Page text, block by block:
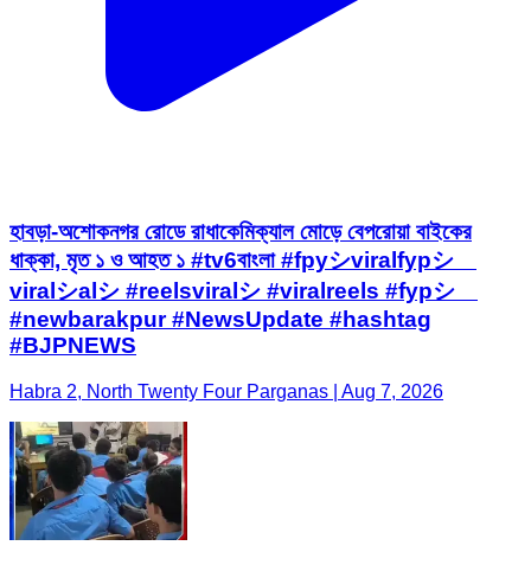
হাবড়া-অশোকনগর রোডে রাধাকেমিক্যাল মোড়ে বেপরোয়া বাইকের
ধাক্কা, মৃত ১ ও আহত ১ #tv6বাংলা #fpyシviralfypシ゚
viralシalシ #reelsviralシ #viralreels #fypシ゚
#newbarakpur #NewsUpdate #hashtag
#BJPNEWS
Habra 2, North Twenty Four Parganas | Aug 7, 2026